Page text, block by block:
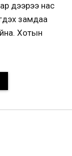
дээрээ нас
замдаа
Хотын